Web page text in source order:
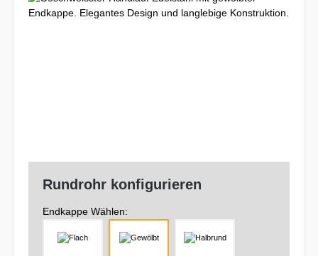
Rundrohr konfigurieren
Endkappe Wählen: